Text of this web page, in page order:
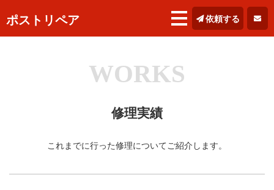
ポストリペア 依頼する
WORKS
修理実績
これまでに行った修理についてご紹介します。